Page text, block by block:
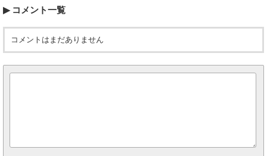
コメント一覧
コメントはまだありません